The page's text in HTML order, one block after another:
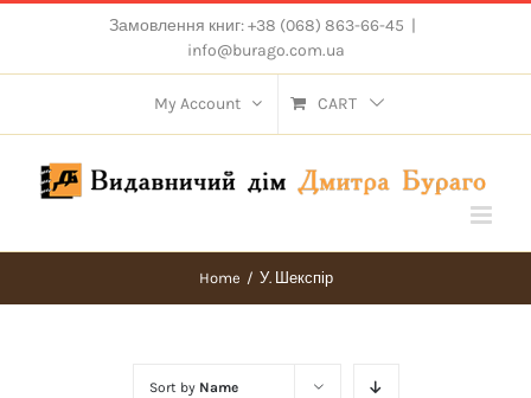
content
Замовлення книг: +38 (068) 863-66-45 |
info@burago.com.ua
My Account CART
Home / У. Шекспір
Sort by Name